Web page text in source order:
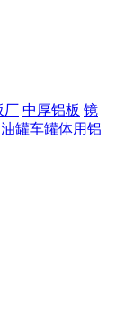
厂 中厚铝板 镜
油罐车罐体用铝